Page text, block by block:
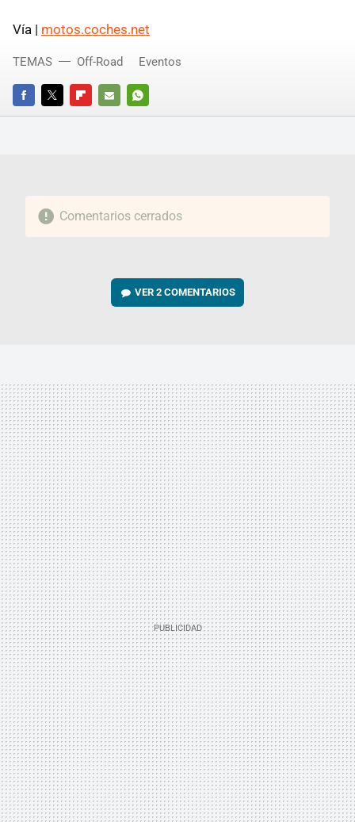
Vía | motos.coches.net
FACEBOOKTWITTERFLIPBOARD
E-
WHATSAPP
TEMAS Off-Road Eventos
Comentarios cerrados
VER2 COMENTARIOS